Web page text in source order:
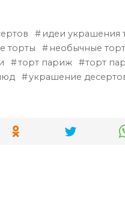
идеи украшения
торты необычные
торт париж
торт
украшение